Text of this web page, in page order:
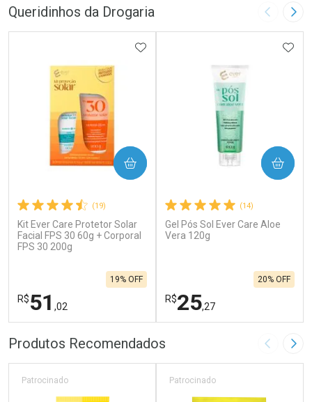
Queridinhos da Drogaria Imagem
(19)
Kit Ever Care Protetor Solar
Facial FPS 30 60g + Corporal
FPS 30 200g
R$51 ,02
19% OFF
ADICIONAR AOS FAVORITOS
COMPRAR
FECHAR
Laboratório
FECHAR
Por Menos
(14)
Gel Pós Sol Ever Care Aloe
Vera 120g
R$25,27
20% OFF
COMPRAR
Laboratório
Por Menos
Produtos Recomendados Imagem
Patrocinado Patrocinado